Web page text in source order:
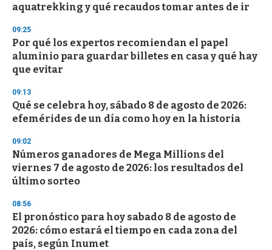
aquatrekking y qué recaudos tomar antes de ir
09:25
Por qué los expertos recomiendan el papel
aluminio para guardar billetes en casa y qué hay
que evitar
09:13
Qué se celebra hoy, sábado 8 de agosto de 2026:
efemérides de un día como hoy en la historia
09:02
Números ganadores de Mega Millions del
viernes 7 de agosto de 2026: los resultados del
último sorteo
08:56
El pronóstico para hoy sabado 8 de agosto de
2026: cómo estará el tiempo en cada zona del
país, según Inumet